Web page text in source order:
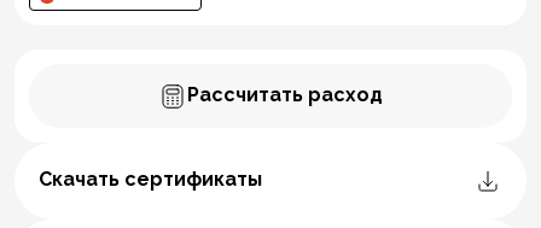
Рассчитать расход
Скачать сертификаты